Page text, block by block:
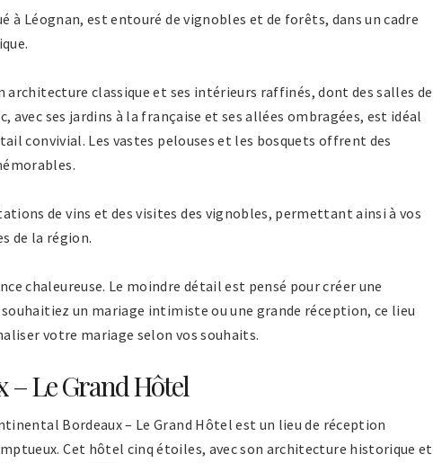
à Léognan, est entouré de vignobles et de forêts, dans un cadre
architecture classique et ses intérieurs raffinés, dont des salles de
avec ses jardins à la française et ses allées ombragées, est idéal
convivial. Les vastes pelouses et les bosquets offrent des
de vins et des visites des vignobles, permettant ainsi à vos
de la région.
chaleureuse. Le moindre détail est pensé pour créer une
un mariage intimiste ou une grande réception, ce lieu
votre mariage selon vos souhaits.
Le Grand Hôtel
Bordeaux – Le Grand Hôtel est un lieu de réception
Cet hôtel cinq étoiles, avec son architecture historique et